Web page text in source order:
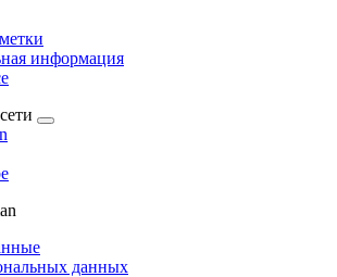
информация
данных